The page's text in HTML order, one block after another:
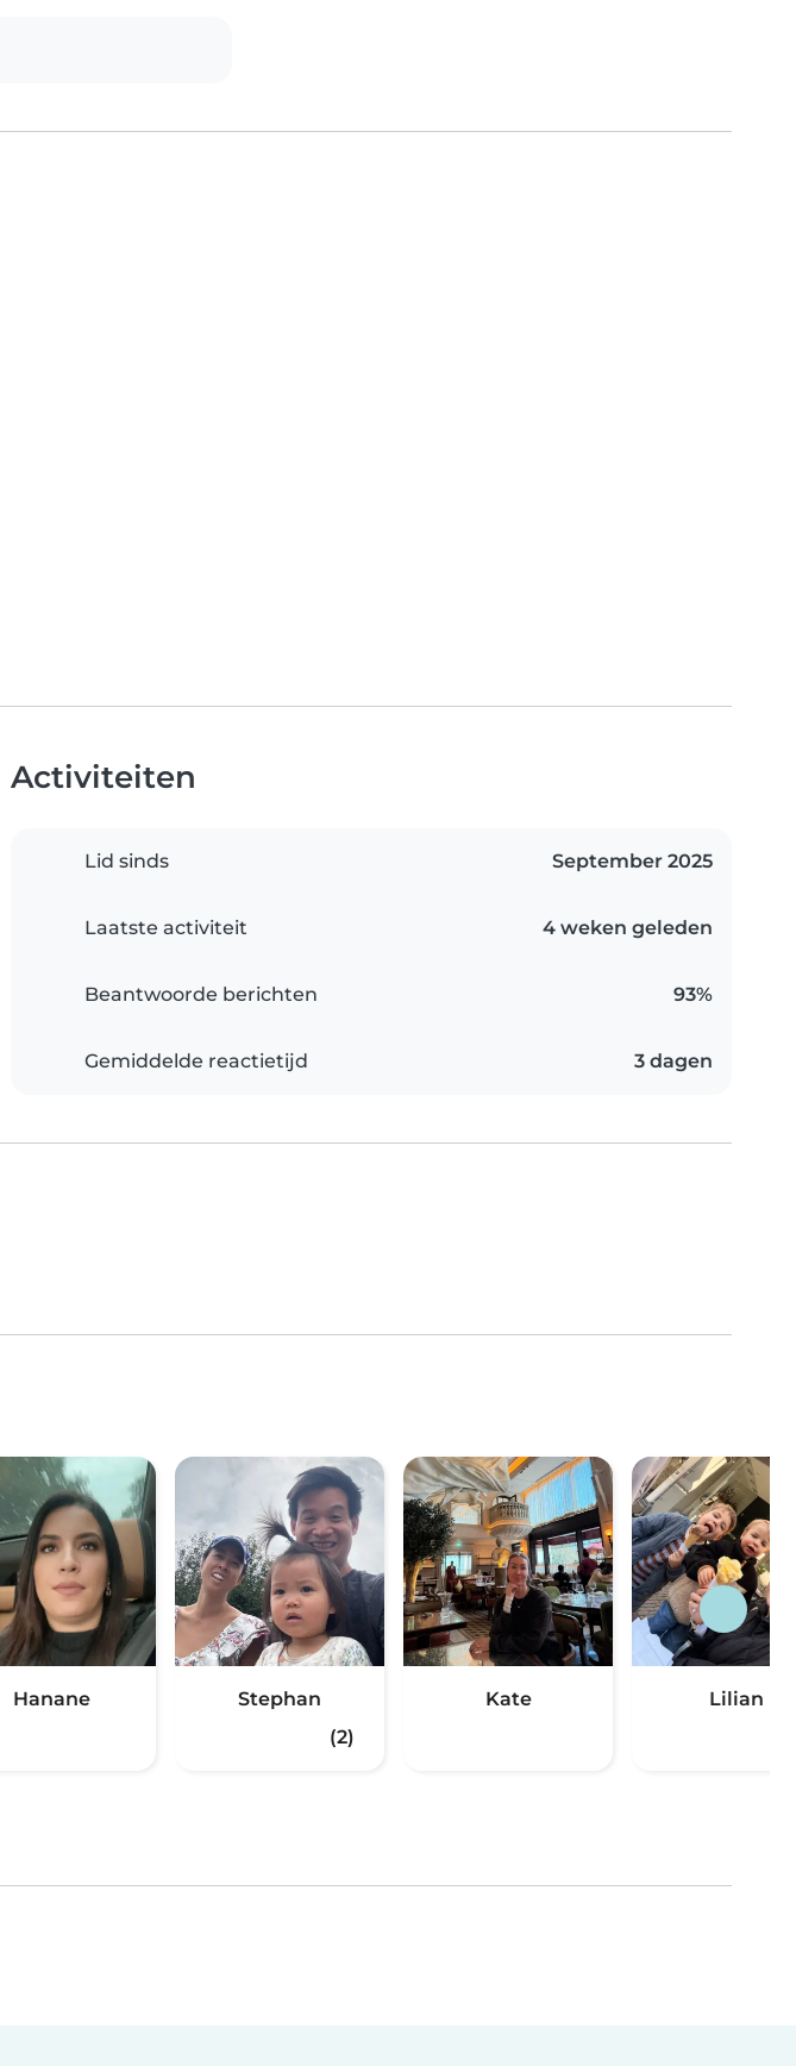
Activiteiten
Lid sinds September 2025
Laatste activiteit 4 weken geleden
Beantwoorde berichten 93%
Gemiddelde reactietijd 3 dagen
Hanane
Stephan
(2)
Kate Lilian